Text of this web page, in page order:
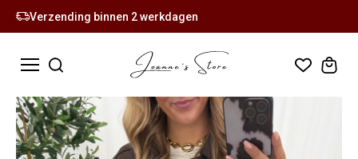
Verzending binnen 2 werkdagen